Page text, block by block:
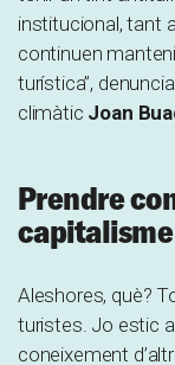
institucional, tant
continuen
turística”,
climàtic Joan
Prendre
Aleshores, què?
turistes. Jo estic
coneixement